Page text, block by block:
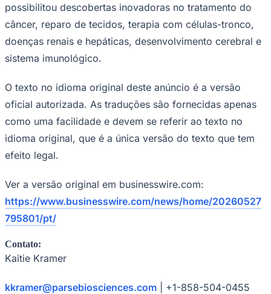
possibilitou descobertas inovadoras no tratamento do
câncer, reparo de tecidos, terapia com células-tronco,
doenças renais e hepáticas, desenvolvimento cerebral e
sistema imunológico.
O texto no idioma original deste anúncio é a versão
oficial autorizada. As traduções são fornecidas apenas
como uma facilidade e devem se referir ao texto no
idioma original, que é a única versão do texto que tem
efeito legal.
Ver a versão original em businesswire.com:
https://www.businesswire.com/news/home/20260527
795801/pt/
Contato:
Kaitie Kramer
kkramer@parsebiosciences.com | +1-858-504-0455